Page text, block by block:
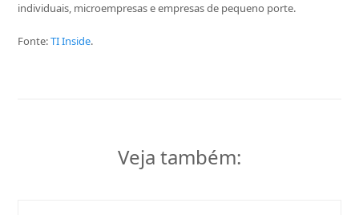
individuais, microempresas e empresas de pequeno porte.
Fonte:TI Inside.
Veja também: